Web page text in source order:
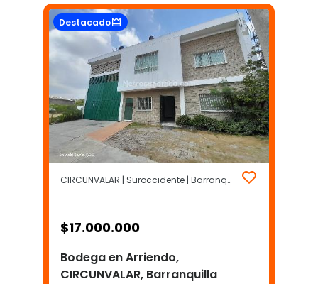
Destacado
CIRCUNVALAR | Suroccidente | Barranquilla
$17.000.000
Bodega en Arriendo,
CIRCUNVALAR, Barranquilla